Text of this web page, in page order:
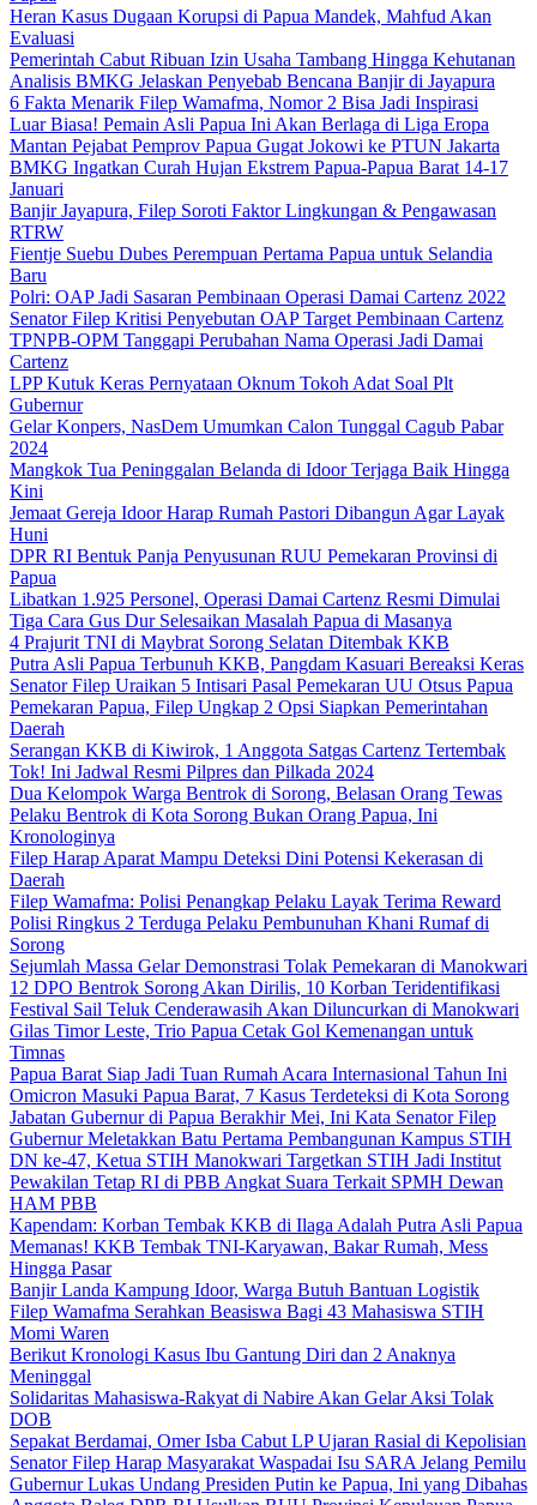
Heran Kasus Dugaan Korupsi di Papua Mandek, Mahfud Akan
Evaluasi
Pemerintah Cabut Ribuan Izin Usaha Tambang Hingga Kehutanan
Analisis BMKG Jelaskan Penyebab Bencana Banjir di Jayapura
6 Fakta Menarik Filep Wamafma, Nomor 2 Bisa Jadi Inspirasi
Luar Biasa! Pemain Asli Papua Ini Akan Berlaga di Liga Eropa
Mantan Pejabat Pemprov Papua Gugat Jokowi ke PTUN Jakarta
BMKG Ingatkan Curah Hujan Ekstrem Papua-Papua Barat 14-17
Januari
Banjir Jayapura, Filep Soroti Faktor Lingkungan & Pengawasan
RTRW
Fientje Suebu Dubes Perempuan Pertama Papua untuk Selandia
Baru
Polri: OAP Jadi Sasaran Pembinaan Operasi Damai Cartenz 2022
Senator Filep Kritisi Penyebutan OAP Target Pembinaan Cartenz
TPNPB-OPM Tanggapi Perubahan Nama Operasi Jadi Damai
Cartenz
LPP Kutuk Keras Pernyataan Oknum Tokoh Adat Soal Plt
Gubernur
Gelar Konpers, NasDem Umumkan Calon Tunggal Cagub Pabar
2024
Mangkok Tua Peninggalan Belanda di Idoor Terjaga Baik Hingga
Kini
Jemaat Gereja Idoor Harap Rumah Pastori Dibangun Agar Layak
Huni
DPR RI Bentuk Panja Penyusunan RUU Pemekaran Provinsi di
Papua
Libatkan 1.925 Personel, Operasi Damai Cartenz Resmi Dimulai
Tiga Cara Gus Dur Selesaikan Masalah Papua di Masanya
4 Prajurit TNI di Maybrat Sorong Selatan Ditembak KKB
Putra Asli Papua Terbunuh KKB, Pangdam Kasuari Bereaksi Keras
Senator Filep Uraikan 5 Intisari Pasal Pemekaran UU Otsus Papua
Pemekaran Papua, Filep Ungkap 2 Opsi Siapkan Pemerintahan
Daerah
Serangan KKB di Kiwirok, 1 Anggota Satgas Cartenz Tertembak
Tok! Ini Jadwal Resmi Pilpres dan Pilkada 2024
Dua Kelompok Warga Bentrok di Sorong, Belasan Orang Tewas
Pelaku Bentrok di Kota Sorong Bukan Orang Papua, Ini
Kronologinya
Filep Harap Aparat Mampu Deteksi Dini Potensi Kekerasan di
Daerah
Filep Wamafma: Polisi Penangkap Pelaku Layak Terima Reward
Polisi Ringkus 2 Terduga Pelaku Pembunuhan Khani Rumaf di
Sorong
Sejumlah Massa Gelar Demonstrasi Tolak Pemekaran di Manokwari
12 DPO Bentrok Sorong Akan Dirilis, 10 Korban Teridentifikasi
Festival Sail Teluk Cenderawasih Akan Diluncurkan di Manokwari
Gilas Timor Leste, Trio Papua Cetak Gol Kemenangan untuk
Timnas
Papua Barat Siap Jadi Tuan Rumah Acara Internasional Tahun Ini
Omicron Masuki Papua Barat, 7 Kasus Terdeteksi di Kota Sorong
Jabatan Gubernur di Papua Berakhir Mei, Ini Kata Senator Filep
Gubernur Meletakkan Batu Pertama Pembangunan Kampus STIH
DN ke-47, Ketua STIH Manokwari Targetkan STIH Jadi Institut
Pewakilan Tetap RI di PBB Angkat Suara Terkait SPMH Dewan
HAM PBB
Kapendam: Korban Tembak KKB di Ilaga Adalah Putra Asli Papua
Memanas! KKB Tembak TNI-Karyawan, Bakar Rumah, Mess
Hingga Pasar
Banjir Landa Kampung Idoor, Warga Butuh Bantuan Logistik
Filep Wamafma Serahkan Beasiswa Bagi 43 Mahasiswa STIH
Momi Waren
Berikut Kronologi Kasus Ibu Gantung Diri dan 2 Anaknya
Meninggal
Solidaritas Mahasiswa-Rakyat di Nabire Akan Gelar Aksi Tolak
DOB
Sepakat Berdamai, Omer Isba Cabut LP Ujaran Rasial di Kepolisian
Senator Filep Harap Masyarakat Waspadai Isu SARA Jelang Pemilu
Gubernur Lukas Undang Presiden Putin ke Papua, Ini yang Dibahas